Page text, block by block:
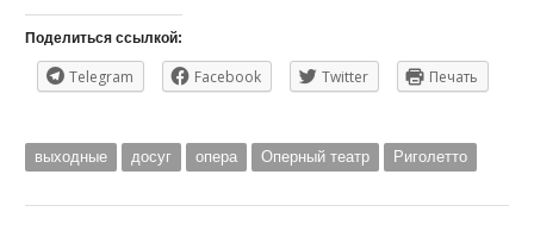
Поделиться ссылкой:
Telegram Facebook Twitter Печать
выходные досуг опера Оперный театр Риголетто